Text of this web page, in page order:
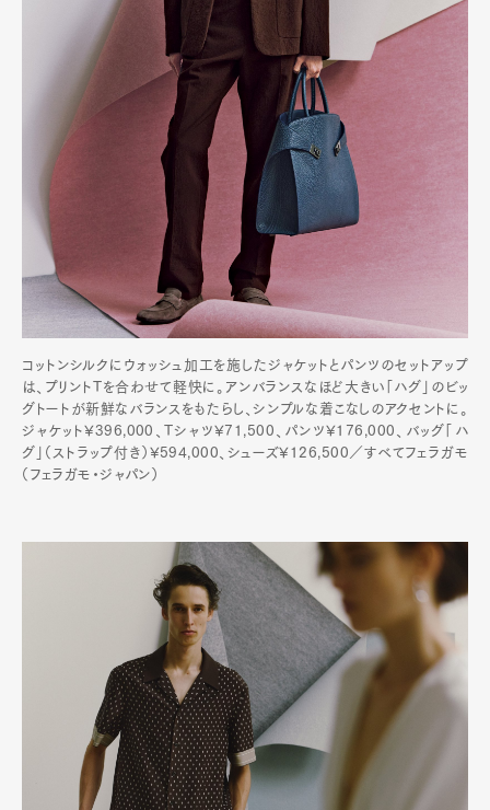
コットンシルクにウォッシュ加工を施したジャケットとパンツのセットアップ
は、プリントTを合わせて軽快に。アンバランスなほど大きい「ハグ」のビッ
グトートが新鮮なバランスをもたらし、シンプルな着こなしのアクセントに。
ジャケット¥396,000、Tシャツ¥71,500、パンツ¥176,000、バッグ「ハ
グ」（ストラップ付き）¥594,000、シューズ¥126,500／すべてフェラガモ
（フェラガモ・ジャパン）